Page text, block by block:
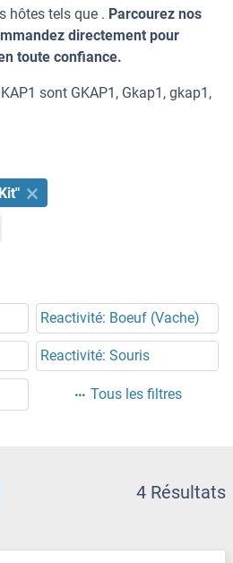
hôtes tels que . Parcourez nos
directement pour
toute confiance.
sont GKAP1, Gkap1, gkap1,
Reactivité: Boeuf (Vache)
Reactivité: Souris
Tous les filtres
4 Résultats